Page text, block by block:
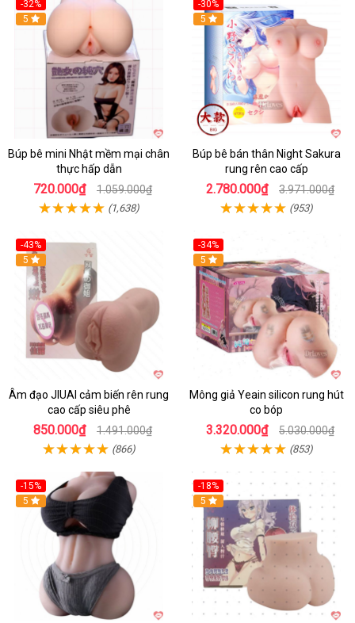
-32%
Hot
5
Búp bê mini Nhật mềm mại chân
thực hấp dẫn
720.000₫ 1.059.000₫
(1,638)
-30%
Hot
5
Búp bê bán thân Night Sakura
rung rên cao cấp
2.780.000₫ 3.971.000₫
(953)
-43%
5
Âm đạo JIUAI cảm biến rên rung
cao cấp siêu phê
850.000₫ 1.491.000₫
(866)
-34%
Hot
5
Mông giả Yeain silicon rung hút
co bóp
3.320.000₫ 5.030.000₫
(853)
-15%
5
-18%
5